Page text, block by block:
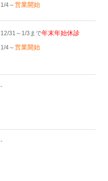
1/4～営業開始
12/31～1/3まで年末年始休診
1/4～営業開始
-
-